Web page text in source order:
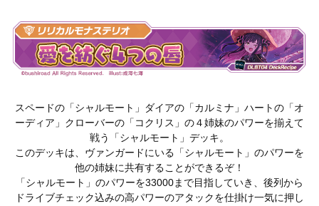
スペードの「シャルモート」ダイアの「カルミナ」ハートの「オ
ーディア」クローバーの「コクリス」の４姉妹のパワーを揃えて
戦う「シャルモート」デッキ。
このデッキは、ヴァンガードにいる「シャルモート」のパワーを
他の姉妹に共有することができるぞ！
「シャルモート」のパワーを33000まで目指していき、後列から
ドライブチェック込みの高パワーのアタックを仕掛け一気に押し